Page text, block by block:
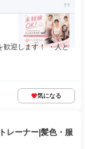
歓迎します！ ・人と
気になる
レーナー|髪色・服